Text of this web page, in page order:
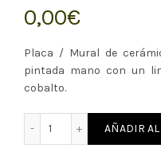
0,00€
Placa / Mural de
pintada mano con un
cobalto.
"Limonero" cantidad
AÑADIR